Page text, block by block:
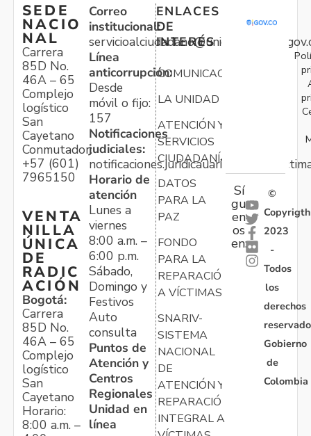
SEDE
NACIO
NAL
Carrera
85D No.
46A – 65
Complejo
logístico
San
Cayetano
Conmutador:
+57 (601)
7965150
VENTA
NILLA
ÚNICA
DE
RADIC
ACIÓN
Bogotá:
Carrera
85D No.
46A – 65
Complejo
logístico
San
Cayetano
Horario:
8:00 a.m. –
Correo
institucional:
Línea
anticorrupción:
Desde
móvil o fijo:
157
Notificaciones
judiciales:
Horario de
atención
Lunes a
viernes
8:00 a.m. –
6:00 p.m.
Sábado,
Domingo y
Festivos
Auto
consulta
Puntos de
Atención y
Centros
Regionales
Unidad en
línea
ENLACES
DE
INTERÉS
COMUNICACIONES
LA UNIDAD
ATENCIÓN Y
SERVICIOS
CIUDADANÍA
DATOS
PARA LA
PAZ
FONDO
PARA LA
REPARACIÓN
A VÍCTIMAS
SNARIV-
SISTEMA
NACIONAL
DE
ATENCIÓN Y
REPARACIÓN
INTEGRAL A
Sí
gu
en
os
en:
©
Copyrigth
2023
-
Todos
los
derechos
Gobierno
de
Colombia